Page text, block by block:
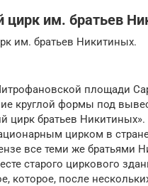
цирк им. братьев
им. братьев Никитиных.
площади
круглой формы под
цирк братьев Никитиных».
цирком в
все теми же братьями
старого циркового
которое, после